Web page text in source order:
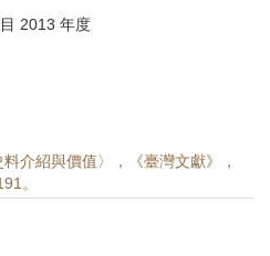
2013 年度
介紹與價值〉，《臺灣文獻》，
。